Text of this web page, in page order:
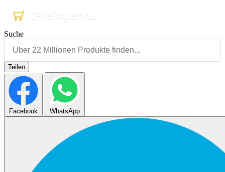
Preisgenau
Preisgenau
Preisgenau
Suche
Teilen
Facebook WhatsApp